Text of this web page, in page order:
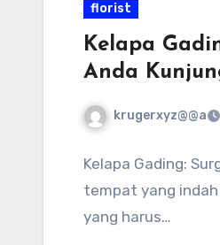
florist
Kelapa
Anda
krugerxyz@@a
Kelapa Gading:
tempat yang
yang harus…